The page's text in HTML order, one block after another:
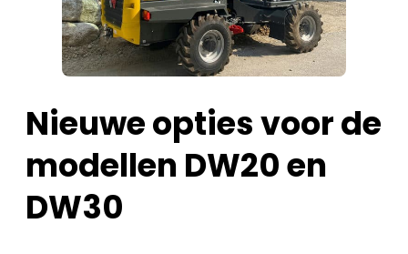
Nieuwe opties voor de
modellen DW20 en
DW30